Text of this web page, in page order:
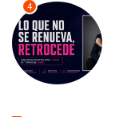
4